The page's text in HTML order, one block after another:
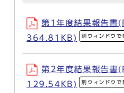
第1年度結果報告書
364.81KB)
別ウィンドウで
第2年度結果報告書
129.54KB)
別ウィンドウで